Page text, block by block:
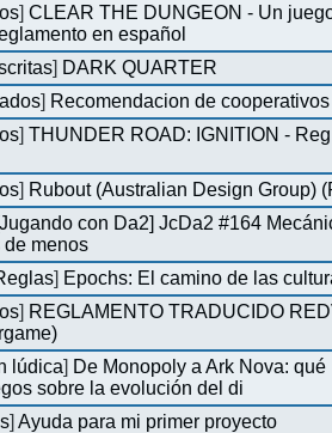
]CLEAR THE DUNGEON - Un
en español
] DARK QUARTER
] Recomendacion de
]THUNDER ROAD: IGNITION -
] Rubout (Australian Design Group)
con Da2] JcDa2 #164
menos
] Epochs: El camino de las
] REGLAMENTO TRADUCIDO
lúdica] De Monopoly a Ark Nova:
sobre la evolución del di
]Ayuda para mi primer proyecto